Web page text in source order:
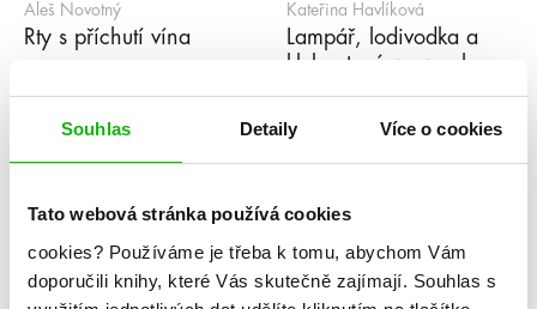
Souhlas Detaily Více o cookies
Tato webová stránka používá cookies
cookies? Používáme je třeba k tomu, abychom Vám
doporučili knihy, které Vás skutečně zajímají. Souhlas s
Aleš Novotný
Rty s příchutí vína
Kateřina Havlíková
Lampář, lodivodka a
kluk z továrny na slzy
Klára Pospíšilová, Eva
Pospíšilová
Aleš Novotný
Dokud dýchám
Radek Starý
Arila: Pád temnoty